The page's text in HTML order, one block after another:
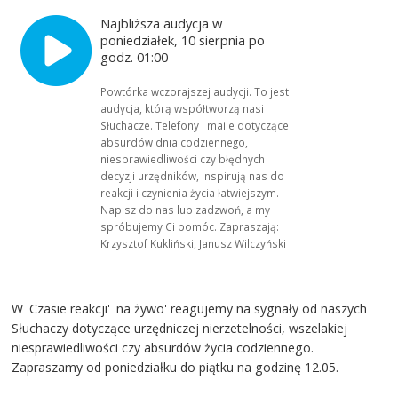
Najbliższa audycja w
poniedziałek, 10 sierpnia po
godz. 01:00
Powtórka wczorajszej audycji. To jest
audycja, którą współtworzą nasi
Słuchacze. Telefony i maile dotyczące
absurdów dnia codziennego,
niesprawiedliwości czy błędnych
decyzji urzędników, inspirują nas do
reakcji i czynienia życia łatwiejszym.
Napisz do nas lub zadzwoń, a my
spróbujemy Ci pomóc. Zapraszają:
Krzysztof Kukliński, Janusz Wilczyński
W 'Czasie reakcji' 'na żywo' reagujemy na sygnały od naszych
Słuchaczy dotyczące urzędniczej nierzetelności, wszelakiej
niesprawiedliwości czy absurdów życia codziennego.
Zapraszamy od poniedziałku do piątku na godzinę 12.05.